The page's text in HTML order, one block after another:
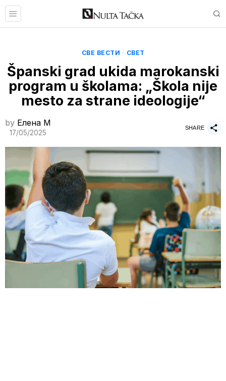
СВЕ ВЕСТИ · СВЕТ
Španski grad ukida marokanski
program u školama: „Škola nije
mesto za strane ideologije“
by Елена M
17/05/2025
SHARE